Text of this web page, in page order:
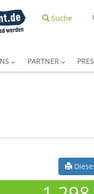
Suche
PARTNER